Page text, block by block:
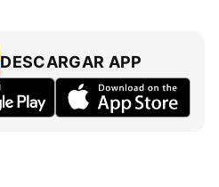
DESCARGAR APP